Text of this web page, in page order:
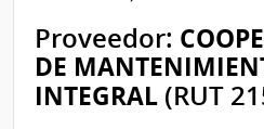
Proveedor:
DE
INTEGRAL (RUT